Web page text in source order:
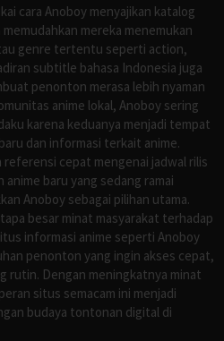
cara Anoboy menyajikan katalog
mereka menemukan
genre tertentu seperti action,
subtitle bahasa Indonesia juga
penonton merasa lebih nyaman
anime lokal, Anoboy sering
karena keduanya menjadi tempat
dan informasi terkait anime.
cepat mengenai jadwal rilis
baru yang sedang ramai
Anoboy sebagai pilihan utama.
besar minat masyarakat terhadap
informasi anime seperti Anoboy
penonton yang ingin akses cepat,
rutin. Dengan meningkatnya minat
situs semacam ini menjadi
budaya tontonan digital di